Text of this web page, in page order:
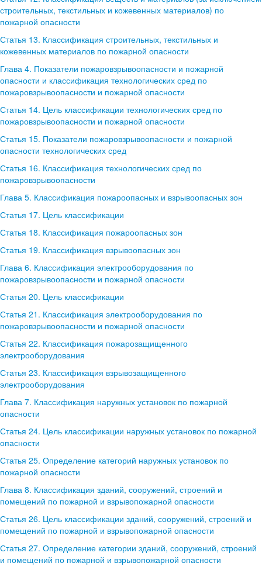
строительных, текстильных и кожевенных материалов) по
пожарной опасности
Статья 13. Классификация строительных, текстильных и
кожевенных материалов по пожарной опасности
Глава 4. Показатели пожаровзрывоопасности и пожарной
опасности и классификация технологических сред по
пожаровзрывоопасности и пожарной опасности
Статья 14. Цель классификации технологических сред по
пожаровзрывоопасности и пожарной опасности
Статья 15. Показатели пожаровзрывоопасности и пожарной
опасности технологических сред
Статья 16. Классификация технологических сред по
пожаровзрывоопасности
Глава 5. Классификация пожароопасных и взрывоопасных зон
Статья 17. Цель классификации
Статья 18. Классификация пожароопасных зон
Статья 19. Классификация взрывоопасных зон
Глава 6. Классификация электрооборудования по
пожаровзрывоопасности и пожарной опасности
Статья 20. Цель классификации
Статья 21. Классификация электрооборудования по
пожаровзрывоопасности и пожарной опасности
Статья 22. Классификация пожарозащищенного
электрооборудования
Статья 23. Классификация взрывозащищенного
электрооборудования
Глава 7. Классификация наружных установок по пожарной
опасности
Статья 24. Цель классификации наружных установок по пожарной
опасности
Статья 25. Определение категорий наружных установок по
пожарной опасности
Глава 8. Классификация зданий, сооружений, строений и
помещений по пожарной и взрывопожарной опасности
Статья 26. Цель классификации зданий, сооружений, строений и
помещений по пожарной и взрывопожарной опасности
Статья 27. Определение категории зданий, сооружений, строений
и помещений по пожарной и взрывопожарной опасности